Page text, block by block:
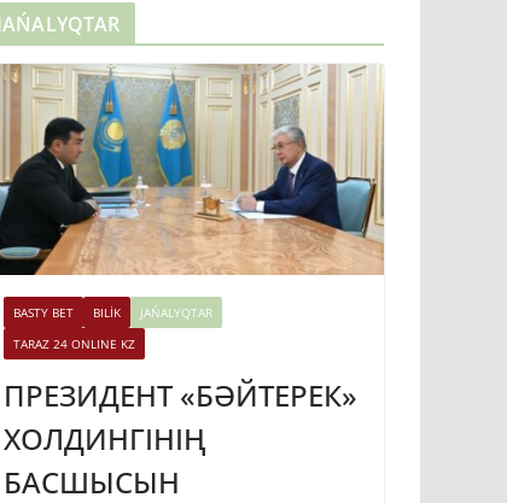
BASTY BET BILİK
JAŃALYQTAR
TARAZ 24 ONLINE KZ
ПРЕЗИДЕНТ «БӘЙТЕРЕК»
ХОЛДИНГІНІҢ
БАСШЫСЫН